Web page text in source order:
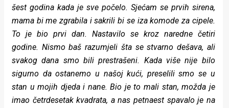
šest godina kada je sve počelo. Sjećam se prvih sirena,
mama bi me zgrabila i sakrili bi se iza komode za cipele.
To je bio prvi dan. Nastavilo se kroz naredne četiri
godine. Nismo baš razumjeli šta se stvarno dešava, ali
svakog dana smo bili prestrašeni. Kada više nije bilo
sigurno da ostanemo u našoj kući, preselili smo se u
stan u mojih djeda i nane. Bio je to mali stan, možda je
imao četrdesetak kvadrata, a nas petnaest spavalo je na